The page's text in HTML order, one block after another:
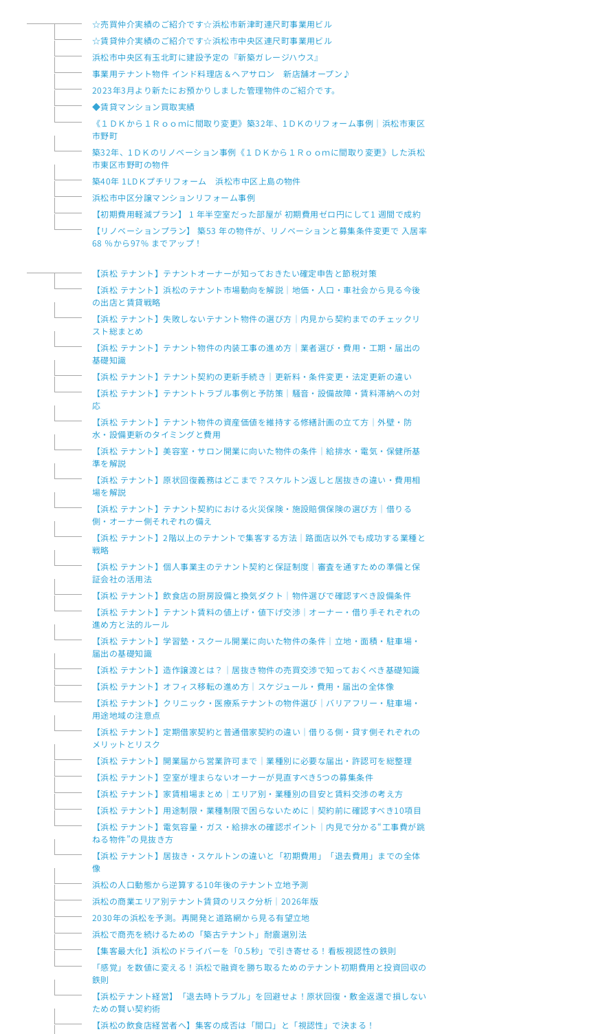
☆売買仲介実績のご紹介です☆浜松市新津町連尺町事業用ビル
☆賃貸仲介実績のご紹介です☆浜松市中央区連尺町事業用ビル
浜松市中央区有玉北町に建設予定の『新築ガレージハウス』
事業用テナント物件 インド料理店＆ヘアサロン 新店舗オープン♪
2023年3月より新たにお預かりしました管理物件のご紹介です。
◆賃貸マンション買取実績
《１ＤＫから１Ｒｏｏｍに間取り変更》築32年、1ＤＫのリフォーム事例｜浜松市東区
市野町
築32年、1ＤＫのリノベーション事例《１ＤＫから１Ｒｏｏｍに間取り変更》した浜松
市東区市野町の物件
築40年 1LDＫプチリフォーム 浜松市中区上島の物件
浜松市中区分譲マンションリフォーム事例
【初期費用軽減プラン】 1 年半空室だった部屋が 初期費用ゼロ円にして1 週間で成約
【リノベーションプラン】 築53 年の物件が、リノベーションと募集条件変更で 入居率
68 ％から97% までアップ！
【浜松 テナント】テナントオーナーが知っておきたい確定申告と節税対策
【浜松 テナント】浜松のテナント市場動向を解説｜地価・人口・車社会から見る今後
の出店と賃貸戦略
【浜松 テナント】失敗しないテナント物件の選び方｜内見から契約までのチェックリ
スト総まとめ
【浜松 テナント】テナント物件の内装工事の進め方｜業者選び・費用・工期・届出の
基礎知識
【浜松 テナント】テナント契約の更新手続き｜更新料・条件変更・法定更新の違い
【浜松 テナント】テナントトラブル事例と予防策｜騒音・設備故障・賃料滞納への対
応
【浜松 テナント】テナント物件の資産価値を維持する修繕計画の立て方｜外壁・防
水・設備更新のタイミングと費用
【浜松 テナント】美容室・サロン開業に向いた物件の条件｜給排水・電気・保健所基
準を解説
【浜松 テナント】原状回復義務はどこまで？スケルトン返しと居抜きの違い・費用相
場を解説
【浜松 テナント】テナント契約における火災保険・施設賠償保険の選び方｜借りる
側・オーナー側それぞれの備え
【浜松 テナント】2階以上のテナントで集客する方法｜路面店以外でも成功する業種と
戦略
【浜松 テナント】個人事業主のテナント契約と保証制度｜審査を通すための準備と保
証会社の活用法
【浜松 テナント】飲食店の厨房設備と換気ダクト｜物件選びで確認すべき設備条件
【浜松 テナント】テナント賃料の値上げ・値下げ交渉｜オーナー・借り手それぞれの
進め方と法的ルール
【浜松 テナント】学習塾・スクール開業に向いた物件の条件｜立地・面積・駐車場・
届出の基礎知識
【浜松 テナント】造作譲渡とは？｜居抜き物件の売買交渉で知っておくべき基礎知識
【浜松 テナント】オフィス移転の進め方｜スケジュール・費用・届出の全体像
【浜松 テナント】クリニック・医療系テナントの物件選び｜バリアフリー・駐車場・
用途地域の注意点
【浜松 テナント】定期借家契約と普通借家契約の違い｜借りる側・貸す側それぞれの
メリットとリスク
【浜松 テナント】開業届から営業許可まで｜業種別に必要な届出・許認可を総整理
【浜松 テナント】空室が埋まらないオーナーが見直すべき5つの募集条件
【浜松 テナント】家賃相場まとめ｜エリア別・業種別の目安と賃料交渉の考え方
【浜松 テナント】用途制限・業種制限で困らないために｜契約前に確認すべき10項目
【浜松 テナント】電気容量・ガス・給排水の確認ポイント｜内見で分かる“工事費が跳
ねる物件”の見抜き方
【浜松 テナント】居抜き・スケルトンの違いと「初期費用」「退去費用」までの全体
像
浜松の人口動態から逆算する10年後のテナント立地予測
浜松の商業エリア別テナント賃貸のリスク分析｜2026年版
2030年の浜松を予測。再開発と道路網から見る有望立地
浜松で商売を続けるための「築古テナント」耐震選別法
【集客最大化】浜松のドライバーを「0.5秒」で引き寄せる！看板視認性の鉄則
「感覚」を数値に変える！浜松で融資を勝ち取るためのテナント初期費用と投資回収の
鉄則
【浜松テナント経営】「退去時トラブル」を回避せよ！原状回復・敷金返還で損しない
ための賢い契約術
【浜松の飲食店経営者へ】集客の成否は「間口」と「視認性」で決まる！